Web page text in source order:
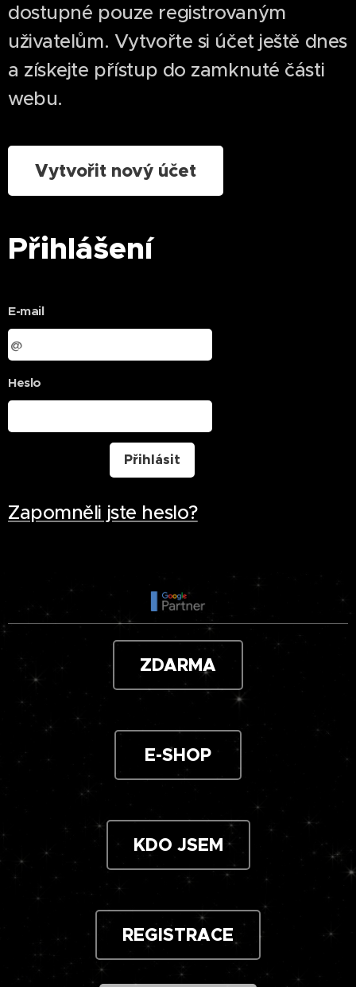
dostupné pouze registrovaným
uživatelům. Vytvořte si účet ještě dnes
a získejte přístup do zamknuté části
webu.
Vytvořit nový účet
Přihlášení
E-mail
Heslo
Přihlásit
Zapomněli jste heslo?
ZDARMA
E-SHOP
KDO JSEM
REGISTRACE